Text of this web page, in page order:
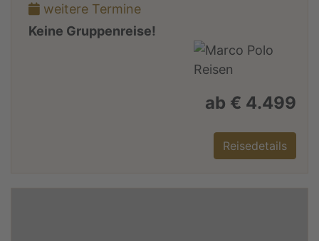
weitere Termine
Keine Gruppenreise!
ab € 4.499
Reisedetails